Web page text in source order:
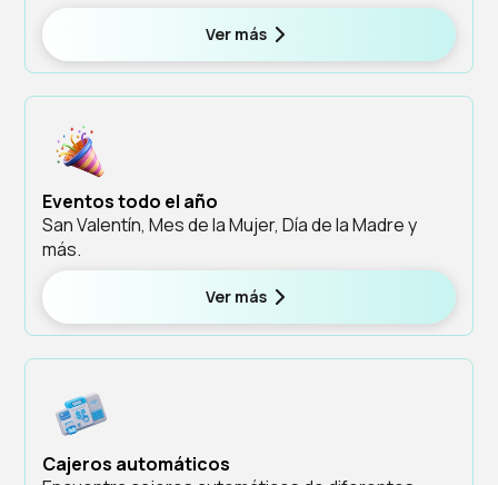
Ver más
Eventos todo el año
San Valentín, Mes de la Mujer, Día de la Madre y
más.
Ver más
Cajeros automáticos